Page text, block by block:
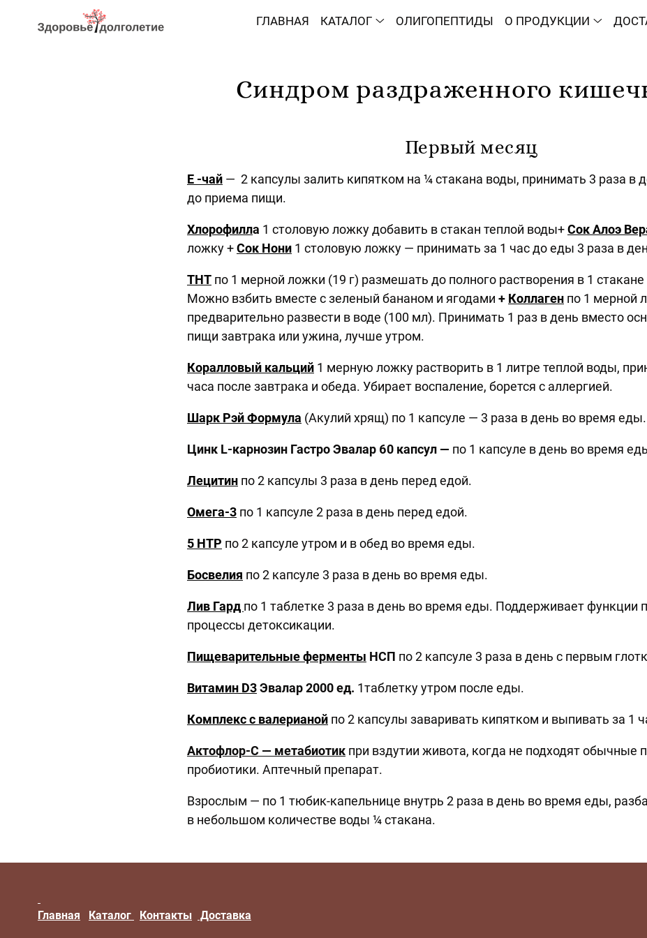
ГЛАВНАЯ КАТАЛОГ ОЛИГОПЕПТИДЫ О ПРОДУКЦИИ
Синдром раздраженного
Первый месяц
Е -чай — 2 капсулы залить кипятком на ¼ стакана воды, принимать 3 раза в
до приема пищи.
Хлорофилла 1 столовую ложку добавить в стакан теплой воды+Сок Алоэ
ложку +Сок Нони 1 столовую ложку — принимать за 1 час до еды 3 раза в
ТНТ по 1 мерной ложки (19 г) размешать до полного растворения в 1
Можно взбить вместе с зеленый бананом и ягодами + Коллаген по 1 мерной
предварительно развести в воде (100 мл). Принимать 1 раз в день вместо
пищи завтрака или ужина, лучше утром.
Коралловый кальций 1 мерную ложку растворить в 1 литре теплой воды,
часа после завтрака и обеда. Убирает воспаление, борется с аллергией.
Шарк Рэй Формула (Акулий хрящ) по 1 капсуле — 3 раза в день во время еды.
Цинк L-карнозин Гастро Эвалар 60 капсул — по 1 капсуле в день во время
Лецитин по 2 капсулы 3 раза в день перед едой.
Омега-3 по 1 капсуле 2 раза в день перед едой.
5 HTP по 2 капсуле утром и в обед во время еды.
Босвелия по 2 капсуле 3 раза в день во время еды.
Лив Гард по 1 таблетке 3 раза в день во время еды. Поддерживает функции
процессы детоксикации.
Пищеварительные ферменты НСП по 2 капсуле 3 раза в день с первым
Витамин D3Эвалар 2000 ед. 1таблетку утром после еды.
Комплекс с валерианой по 2 капсулы заваривать кипятком и выпивать за 1
Актофлор-С — метабиотик при вздутии живота, когда не подходят обычные
пробиотики. Аптечный препарат.
Взрослым — по 1 тюбик-капельнице внутрь 2 раза в день во время еды,
в небольшом количестве воды ¼ стакана.
Главная Каталог Контакты Доставка